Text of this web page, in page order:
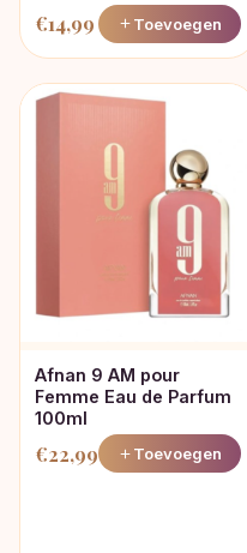
€14,99 Toevoegen
Afnan 9 AM pour
Femme Eau de Parfum
100ml
€22,99 Toevoegen